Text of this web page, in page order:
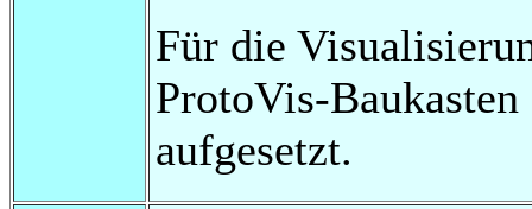
Für die
ProtoVis-
aufgesetzt.